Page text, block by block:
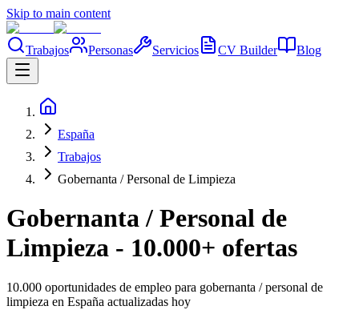
Skip to main content
Trabajos Personas Servicios CV Builder Blog
España
Trabajos
Gobernanta / Personal de Limpieza
Gobernanta / Personal de
Limpieza - 10.000+ ofertas
10.000 oportunidades de empleo para gobernanta / personal de
limpieza en España actualizadas hoy